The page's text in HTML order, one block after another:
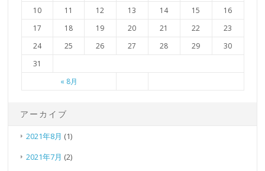
« 8月
10 11 12 13 14 15
16
17
18 19 20 21 22
23
24
25 26 27 28 29
30
31
アーカイブ
2021年8月 (1)
2021年7月 (2)